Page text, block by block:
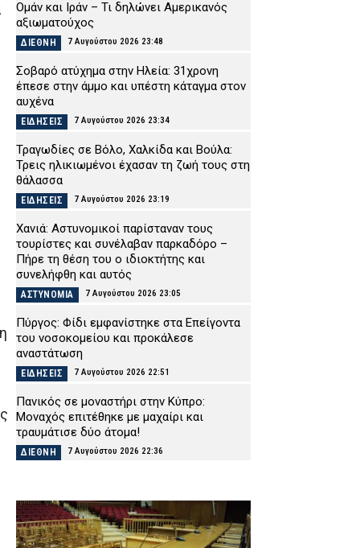
Ομάν και Ιράν – Τι δηλώνει Αμερικανός
αξιωματούχος
ΔΙΕΘΝΗ 7 Αυγούστου 2026 23:48
Σοβαρό ατύχημα στην Ηλεία: 31χρονη
έπεσε στην άμμο και υπέστη κάταγμα στον
αυχένα
ΕΙΔΗΣΕΙΣ 7 Αυγούστου 2026 23:34
Τραγωδίες σε Βόλο, Χαλκίδα και Βούλα:
Τρεις ηλικιωμένοι έχασαν τη ζωή τους στη
θάλασσα
ΕΙΔΗΣΕΙΣ 7 Αυγούστου 2026 23:19
Χανιά: Αστυνομικοί παρίσταναν τους
τουρίστες και συνέλαβαν παρκαδόρο –
Πήρε τη θέση του ο ιδιοκτήτης και
συνελήφθη και αυτός
ΑΣΤΥΝΟΜΙΑ 7 Αυγούστου 2026 23:05
Πύργος: Φίδι εμφανίστηκε στα Επείγοντα
του νοσοκομείου και προκάλεσε
αναστάτωση
ΕΙΔΗΣΕΙΣ 7 Αυγούστου 2026 22:51
Πανικός σε μοναστήρι στην Κύπρο:
Μοναχός επιτέθηκε με μαχαίρι και
τραυμάτισε δύο άτομα!
ΔΙΕΘΝΗ 7 Αυγούστου 2026 22:36
πολυκατοικία
ΕΙΔΗΣΕΙΣ 7 Αυγούστου 2026 22:22